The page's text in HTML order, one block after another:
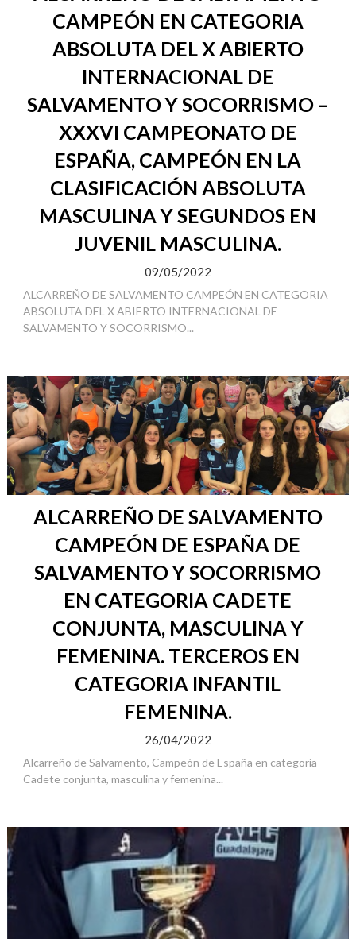
CAMPEÓN EN CATEGORIA
ABSOLUTA DEL X ABIERTO
INTERNACIONAL DE
SALVAMENTO Y SOCORRISMO –
XXXVI CAMPEONATO DE
ESPAÑA, CAMPEÓN EN LA
CLASIFICACIÓN ABSOLUTA
MASCULINA Y SEGUNDOS EN
JUVENIL MASCULINA.
09/05/2022
ALCARREÑO DE SALVAMENTO CAMPEÓN EN CATEGORIA
ABSOLUTA DEL X ABIERTO INTERNACIONAL DE
SALVAMENTO Y SOCORRISMO...
ALCARREÑO DE SALVAMENTO
CAMPEÓN DE ESPAÑA DE
SALVAMENTO Y SOCORRISMO
EN CATEGORIA CADETE
CONJUNTA, MASCULINA Y
FEMENINA. TERCEROS EN
CATEGORIA INFANTIL
FEMENINA.
26/04/2022
Alcarreño de Salvamento, Campeón de España en categoría
Cadete conjunta, masculina y femenina...